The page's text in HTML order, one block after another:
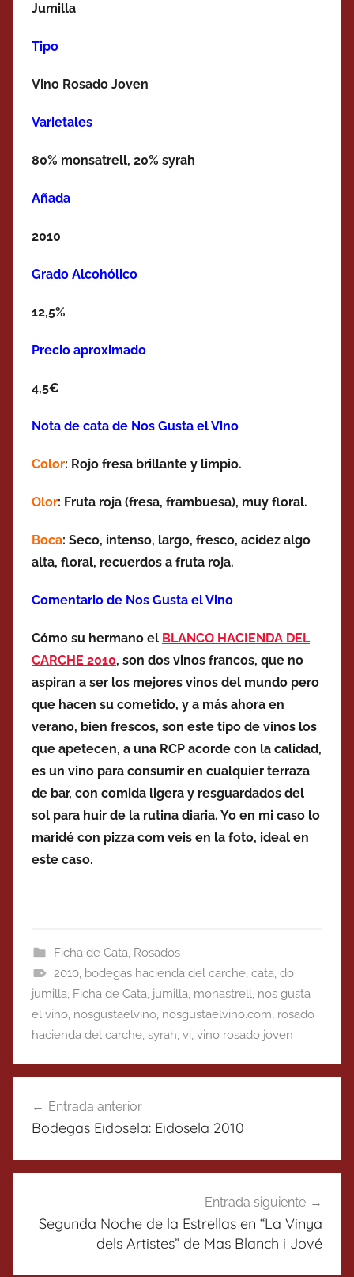
Jumilla
Tipo
Vino Rosado Joven
Varietales
80% monsatrell, 20% syrah
Añada
2010
Grado Alcohólico
12,5%
Precio aproximado
4,5€
Nota de cata de Nos Gusta el Vino
Color: Rojo fresa brillante y limpio.
Olor: Fruta roja (fresa, frambuesa), muy floral.
Boca: Seco, intenso, largo, fresco, acidez algo
alta, floral, recuerdos a fruta roja.
Comentario de Nos Gusta el Vino
Cómo su hermano el BLANCO HACIENDA DEL
CARCHE 2010, son dos vinos francos, que no
aspiran a ser los mejores vinos del mundo pero
que hacen su cometido, y a más ahora en
verano, bien frescos, son este tipo de vinos los
que apetecen, a una RCP acorde con la calidad,
es un vino para consumir en cualquier terraza
de bar, con comida ligera y resguardados del
sol para huir de la rutina diaria. Yo en mi caso lo
maridé con pizza com veis en la foto, ideal en
este caso.
Ficha de Cata, Rosados
2010, bodegas hacienda del carche, cata, do
jumilla, Ficha de Cata, jumilla, monastrell, nos gusta
el vino, nosgustaelvino, nosgustaelvino.com, rosado
hacienda del carche, syrah, vi, vino rosado joven
de
Entrada anterior
Bodegas Eidosela: Eidosela 2010
Entrada siguiente
Segunda Noche de la Estrellas en “La Vinya
dels Artistes” de Mas Blanch i Jové